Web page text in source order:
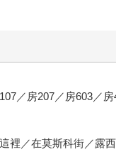
／房207／房603／
裡／在莫斯科街／露